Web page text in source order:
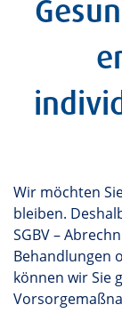
Wir möchten
bleiben.
SGBV –
Behandlungen
können wir Sie